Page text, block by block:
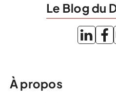
Le Blog du
À propos